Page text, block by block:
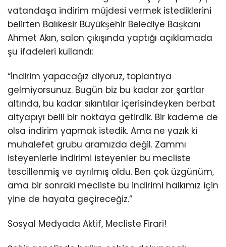
vatandaşa indirim müjdesi vermek istediklerini
belirten Balıkesir Büyükşehir Belediye Başkanı
Ahmet Akın, salon çıkışında yaptığı açıklamada
şu ifadeleri kullandı:
“İndirim yapacağız diyoruz, toplantıya
gelmiyorsunuz. Bugün biz bu kadar zor şartlar
altında, bu kadar sıkıntılar içerisindeyken berbat
altyapıyı belli bir noktaya getirdik. Bir kademe de
olsa indirim yapmak istedik. Ama ne yazık ki
muhalefet grubu aramızda değil. Zammı
isteyenlerle indirimi isteyenler bu mecliste
tescillenmiş ve ayrılmış oldu. Ben çok üzgünüm,
ama bir sonraki mecliste bu indirimi halkımız için
yine de hayata geçireceğiz.”
Sosyal Medyada Aktif, Mecliste Firari!